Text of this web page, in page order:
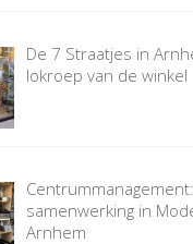
De 7 Straatjes in
lokroep van de winkel
samenwerking in
Arnhem